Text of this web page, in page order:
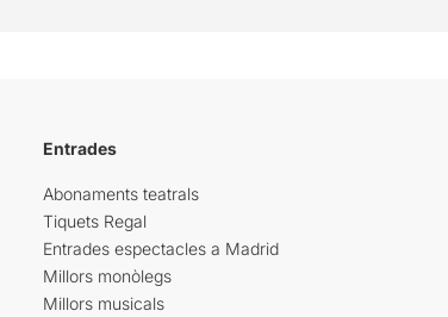
Entrades
Abonaments teatrals
Tiquets Regal
Entrades espectacles a Madrid
Millors monòlegs
Millors musicals